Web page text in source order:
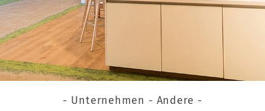
- Unternehmen - Andere -